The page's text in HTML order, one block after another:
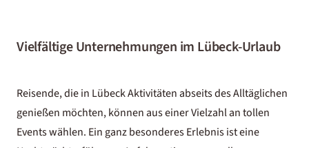
Vielfältige Unternehmungen im Lübeck-Urlaub
Reisende, die in Lübeck Aktivitäten abseits des Alltäglichen
genießen möchten, können aus einer Vielzahl an tollen
Events wählen. Ein ganz besonderes Erlebnis ist eine